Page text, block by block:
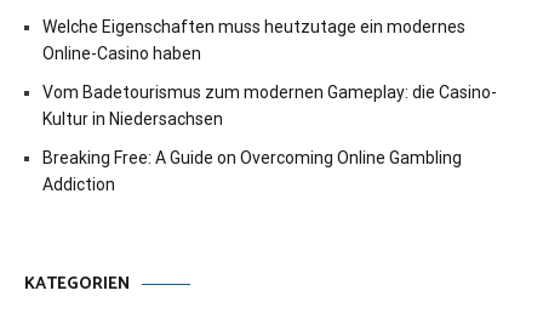
Welche Eigenschaften muss heutzutage ein modernes
Online-Casino haben
Vom Badetourismus zum modernen Gameplay: die Casino-
Kultur in Niedersachsen
Breaking Free: A Guide on Overcoming Online Gambling
Addiction
KATEGORIEN